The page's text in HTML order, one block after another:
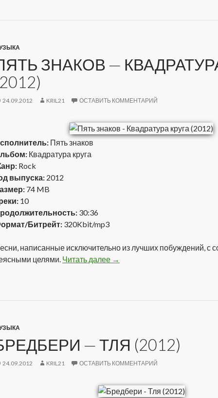
ЗНАКОВ —
24.09.2012 KRIL21 ОСТАВИТЬ КОММЕНТАРИЙ
Пять знаков
Квадратура круга
Rock
выпуска: 2012
74 MB
10
30:36
Битрейт: 320Kbit/mp3
написанные исключительно из лучших побуждений, с
целями. Читать далее Пять знаков — Квадратура
→
— ТЛЯ (2012)
24.09.2012 KRIL21 ОСТАВИТЬ КОММЕНТАРИЙ